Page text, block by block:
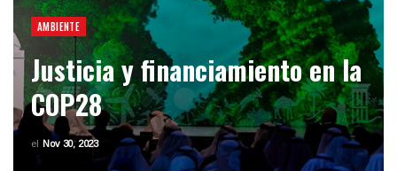
AMBIENTE
Justicia y financiamiento en la
COP28
el Nov 30, 2023